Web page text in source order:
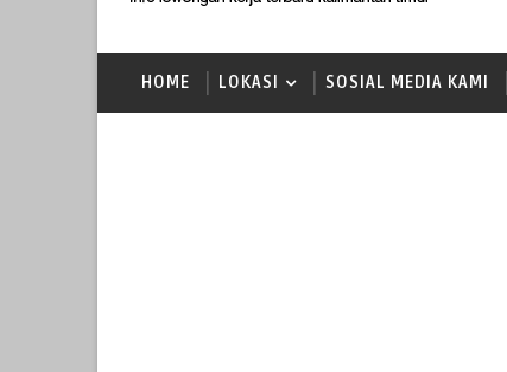
HOME LOKASI SOSIAL MEDIA KAMI